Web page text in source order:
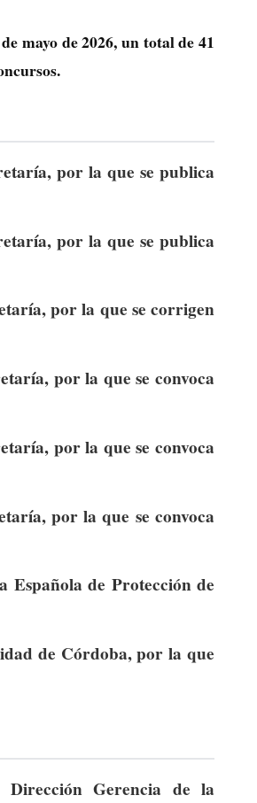
mayo de 2026, un total de41
por la que se publica
por la que se publica
por la que se corrigen
por la que se convoca
por la que se convoca
por la que se convoca
Española de Protección de
de Córdoba, por la que
Gerencia de la